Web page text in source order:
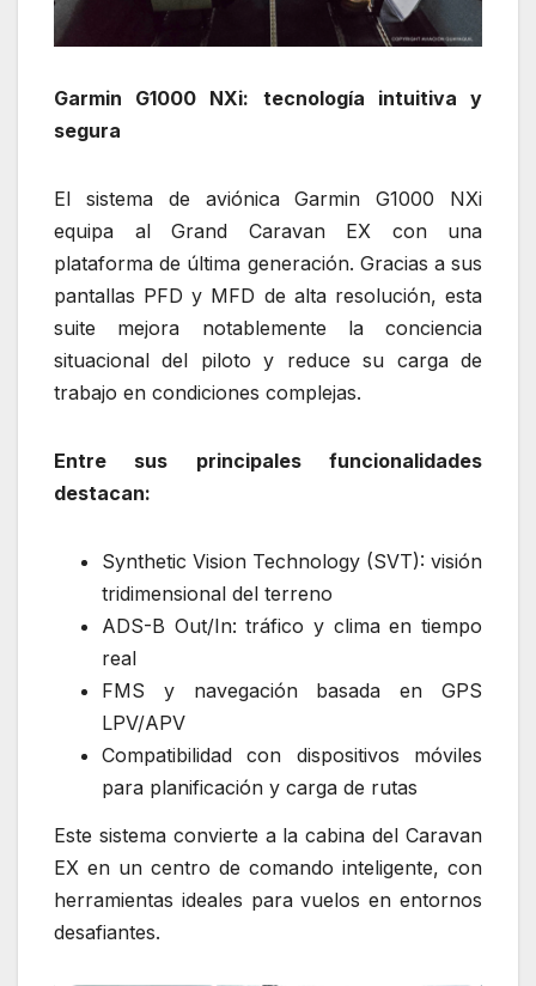
Garmin G1000 NXi: tecnología intuitiva y
segura
El sistema de aviónica Garmin G1000 NXi
equipa al Grand Caravan EX con una
plataforma de última generación. Gracias a sus
pantallas PFD y MFD de alta resolución, esta
suite mejora notablemente la conciencia
situacional del piloto y reduce su carga de
trabajo en condiciones complejas.
Entre sus principales funcionalidades
destacan:
Synthetic Vision Technology (SVT): visión
tridimensional del terreno
ADS-B Out/In: tráfico y clima en tiempo
real
FMS y navegación basada en GPS
LPV/APV
Compatibilidad con dispositivos móviles
para planificación y carga de rutas
Este sistema convierte a la cabina del Caravan
EX en un centro de comando inteligente, con
herramientas ideales para vuelos en entornos
desafiantes.